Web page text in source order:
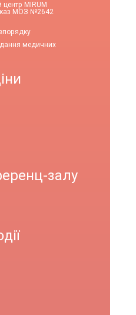
центр MIRUM
МОЗ №2642
медичних
залу